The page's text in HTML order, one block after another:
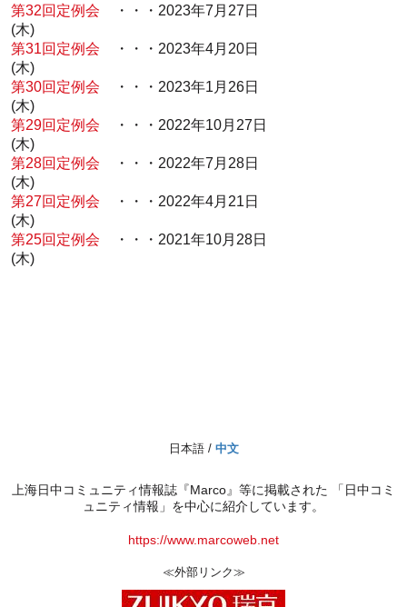
第32回定例会 ・・・2023年7月27日
(木)
第31回定例会 ・・・2023年4月20日
(木)
第30回定例会 ・・・2023年1月26日
(木)
第29回定例会 ・・・2022年10月27日
(木)
第28回定例会 ・・・2022年7月28日
(木)
第27回定例会 ・・・2022年4月21日
(木)
第25回定例会 ・・・2021年10月28日
(木)
日本語 / 中文
上海日中コミュニティ情報誌『Marco』等に掲載された 「日中コミ
ュニティ情報」を中心に紹介しています。
https://www.marcoweb.net
≪外部リンク≫